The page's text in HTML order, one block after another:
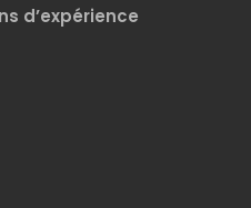
d’expérience